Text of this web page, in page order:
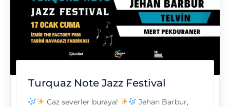
Turquaz Note Jazz Festival
Caz severler buraya!
Jehan Barbur,